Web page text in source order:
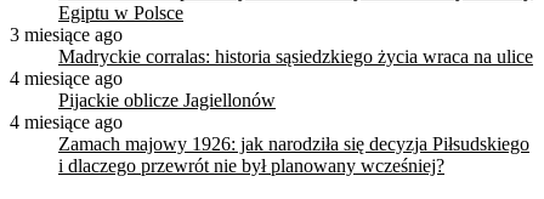
Egiptu w Polsce
3 miesiące ago
Madryckie corralas: historia sąsiedzkiego życia wraca na ulice
4 miesiące ago
Pijackie oblicze Jagiellonów
4 miesiące ago
Zamach majowy 1926: jak narodziła się decyzja Piłsudskiego
i dlaczego przewrót nie był planowany wcześniej?